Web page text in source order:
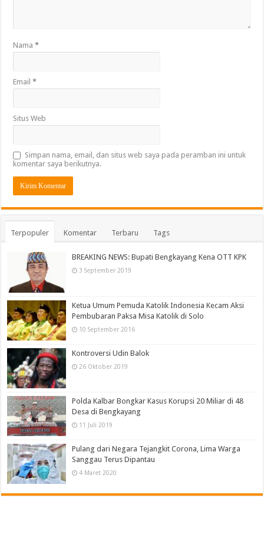
Nama*
Email*
Situs Web
Simpan nama, email, dan situs web saya pada peramban ini untuk
komentar saya berikutnya.
Terpopuler Komentar Terbaru Tags
BREAKING NEWS: Bupati Bengkayang Kena OTT KPK
3 September 2019
Ketua Umum Pemuda Katolik Indonesia Kecam Aksi
Pembubaran Paksa Misa Katolik di Solo
10 September 2016
Kontroversi Udin Balok
26 Oktober 2019
Polda Kalbar Bongkar Kasus Korupsi 20 Miliar di 48
Desa di Bengkayang
11 Juli 2019
Pulang dari Negara Tejangkit Corona, Lima Warga
Sanggau Terus Dipantau
4 Maret 2020